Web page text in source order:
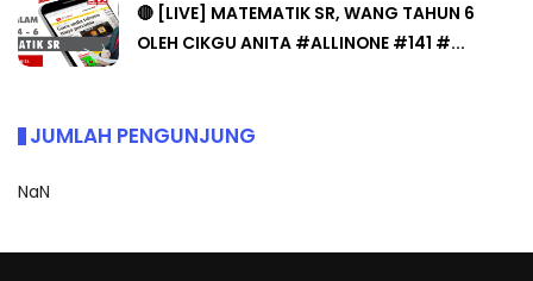
🔴 [LIVE] MATEMATIK SR, WANG TAHUN 6
OLEH CIKGU ANITA #ALLINONE #141 #...
JUMLAH PENGUNJUNG
NaN